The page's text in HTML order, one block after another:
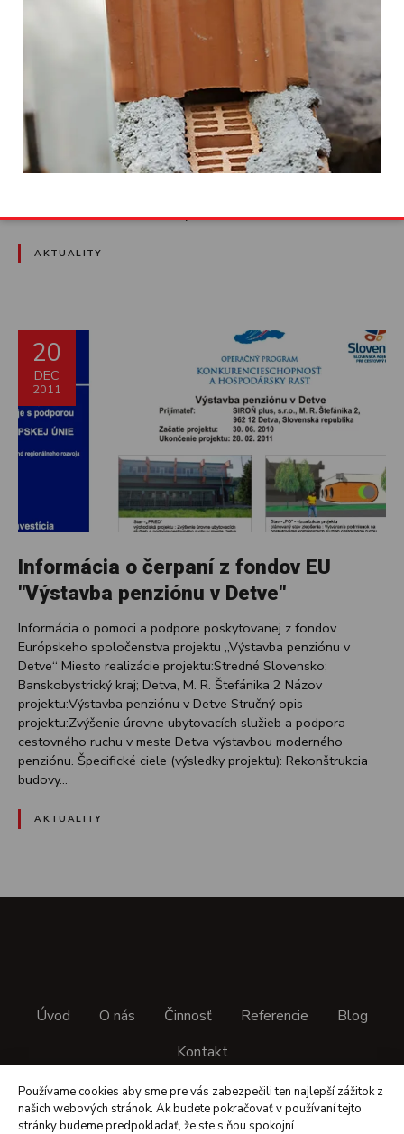
Diamanty slovenského biznisu
V roku 2012 na 4. ročníku vyhodnotenia a udelenia ceny biznis
magazínu Profit a spoločnosti Enterprise Investors za
dynamiku rastu malých a stredných podnikov „Diamanty
slovenského biznisu“ bola spoločnosť SIROŇ plus, s.r.o., Detva
zaradená na 39. mieste v TOP 50 najdynamickejšie rastúcich
hodnotenia súťaže „Diamanty slovenského…
AKTUALITY
20
DEC
2011
Informácia o čerpaní z fondov EU
"Výstavba penziónu v Detve"
Informácia o pomoci a podpore poskytovanej z fondov
Európskeho spoločenstva projektu „Výstavba penziónu v
Detve“ Miesto realizácie projektu:Stredné Slovensko;
Banskobystrický kraj; Detva, M. R. Štefánika 2 Názov
projektu:Výstavba penziónu v Detve Stručný opis
projektu:Zvýšenie úrovne ubytovacích služieb a podpora
cestovného ruchu v meste Detva výstavbou moderného
penziónu. Špecifické ciele (výsledky projektu): Rekonštrukcia
budovy…
AKTUALITY
Úvod O nás Činnosť Referencie
Blog
Kontakt
• COPYRIGHT © SIROŇ PLUS S.R.O. • VYTVORILITEC.SK
•
Používame cookies aby sme pre vás zabezpečili ten najlepší zážitok z
našich webových stránok. Ak budete pokračovať v používaní tejto
stránky budeme predpokladať, že ste s ňou spokojní.